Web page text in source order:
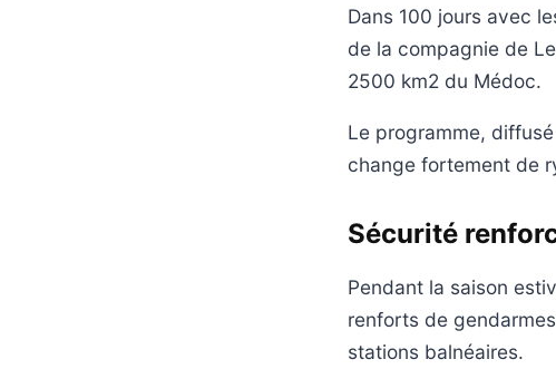
Dans 100 jours avec
de la compagnie de
2500 km2 du Médoc.
Le programme,
change fortement de
Sécurité
Pendant la saison
renforts de
stations balnéaires.